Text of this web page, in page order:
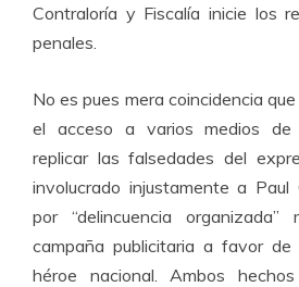
Contraloría y Fiscalía inicie los
penales.
No es pues mera coincidencia
el acceso a varios medios de
replicar las falsedades del
involucrado injustamente a Paul
por “delincuencia organizada”
campaña publicitaria a favor de
héroe nacional. Ambos